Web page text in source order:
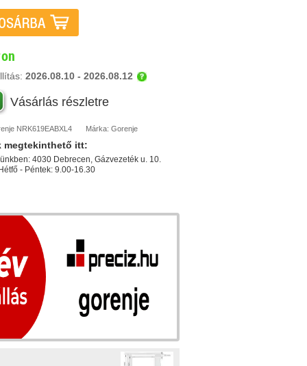
2026.08.10 - 2026.08.12
Vásárlás részletre
NRK619EABXL4 Márka: Gorenje
megtekinthető itt:
4030 Debrecen, Gázvezeték u. 10.
- Péntek: 9.00-16.30